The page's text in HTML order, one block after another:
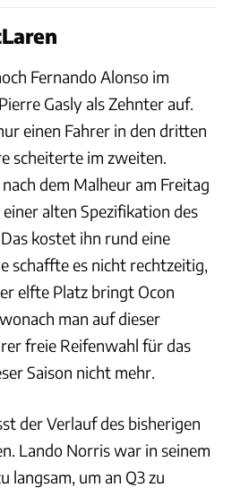
Fernando Alonso im
Gasly als Zehnter auf.
einen Fahrer in den dritten
scheiterte im zweiten.
dem Malheur am Freitag
alten Spezifikation des
kostet ihn rund eine
schaffte es nicht rechtzeitig,
elfte Platz bringt Ocon
man auf dieser
freie Reifenwahl für das
Saison nicht mehr.
der Verlauf des bisherigen
Lando Norris war in seinem
langsam, um an Q3 zu